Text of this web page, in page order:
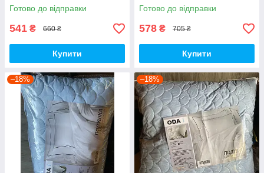
Готово до відправки
541 ₴ 660 ₴
Купити
Готово до відправки
578 ₴ 705 ₴
Купити
–18% –18%